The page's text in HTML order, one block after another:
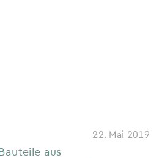
22. Mai 2019
aus